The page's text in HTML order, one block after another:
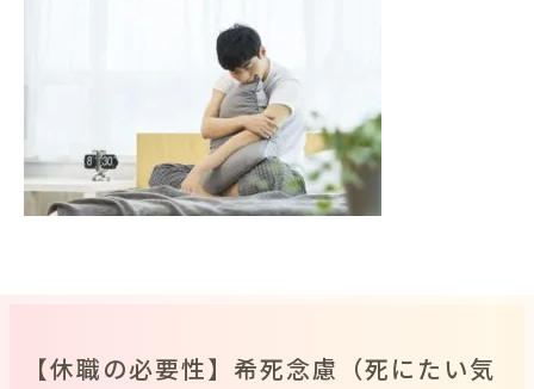
【休職の必要性】希死念慮（死にたい気